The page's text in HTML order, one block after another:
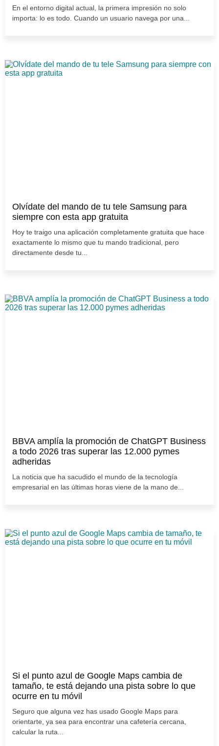
En el entorno digital actual, la primera impresión no solo
importa: lo es todo. Cuando un usuario navega por una...
Olvídate del mando de tu tele Samsung para
siempre con esta app gratuita
Hoy te traigo una aplicación completamente gratuita que hace
exactamente lo mismo que tu mando tradicional, pero
directamente desde tu...
BBVA amplía la promoción de ChatGPT Business
a todo 2026 tras superar las 12.000 pymes
adheridas
La noticia que ha sacudido el mundo de la tecnología
empresarial en las últimas horas viene de la mano de...
Si el punto azul de Google Maps cambia de
tamaño, te está dejando una pista sobre lo que
ocurre en tu móvil
Seguro que alguna vez has usado Google Maps para
orientarte, ya sea para encontrar una cafetería cercana,
calcular la ruta...